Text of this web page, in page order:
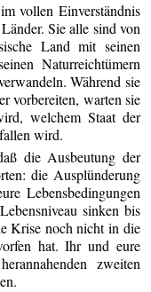
vollen Einverständnis
Sie alle sind von
Land mit seinen
Naturreichtümern
Während sie
vorbereiten, warten sie
welchem Staat der
wird.
die Ausbeutung der
die Ausplünderung
Lebensbedingungen
sinken bis
Krise noch nicht in die
hat. Ihr und eure
zweiten